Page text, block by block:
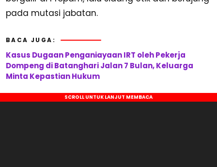
pada mutasi jabatan.
BACA JUGA:
Kasus Dugaan Penganiayaan IRT oleh Pekerja
Dompeng di Batanghari Jalan 7 Bulan, Keluarga
Minta Kepastian Hukum